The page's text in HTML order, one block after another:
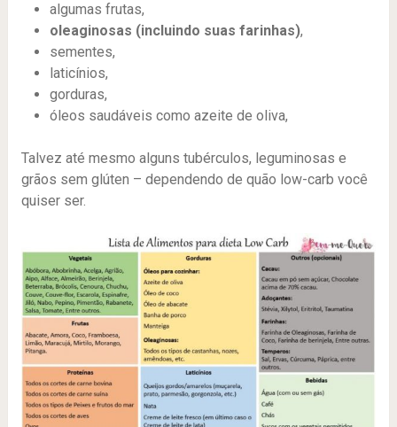
algumas frutas,
oleaginosas (incluindo suas farinhas),
sementes,
laticínios,
gorduras,
óleos saudáveis como azeite de oliva,
Talvez até mesmo alguns tubérculos, leguminosas e
grãos sem glúten – dependendo de quão low-carb você
quiser ser.